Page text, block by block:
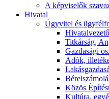
A képviselők
Hivatal
Ügyvitel és
Hivatalvezető
Titkárság,
Gazdasági
Adók,
Közös
Kultúra,